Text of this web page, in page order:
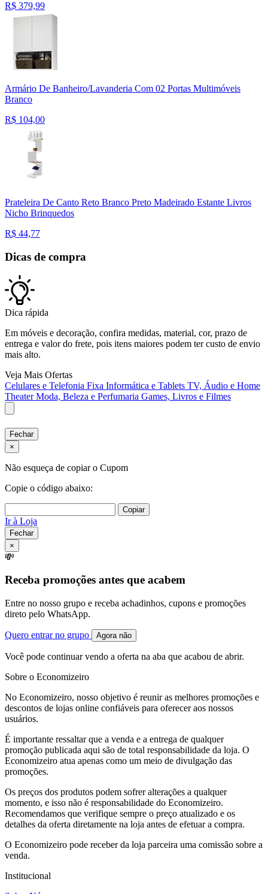
R$ 379,99
Armário De Banheiro/Lavanderia Com 02 Portas Multimóveis
Branco
R$ 104,00
Prateleira De Canto Reto Branco Preto Madeirado Estante Livros
Nicho Brinquedos
R$ 44,77
Dicas de compra
Dica rápida
Em móveis e decoração, confira medidas, material, cor, prazo de
entrega e valor do frete, pois itens maiores podem ter custo de envio
mais alto.
Veja Mais Ofertas
Celulares e Telefonia Fixa Informática e Tablets TV, Áudio e Home
TheaterModa, Beleza e Perfumaria Games, Livros e Filmes
Fechar
×
Não esqueça de copiar o Cupom
Copie o código abaixo:
Copiar
Ir à Loja
Fechar
×
💸
Receba promoções antes que acabem
Entre no nosso grupo e receba achadinhos, cupons e promoções
direto pelo WhatsApp.
Quero entrar no grupo Agora não
Você pode continuar vendo a oferta na aba que acabou de abrir.
Sobre o Economizeiro
No Economizeiro, nosso objetivo é reunir as melhores promoções e
descontos de lojas online confiáveis para oferecer aos nossos
usuários.
É importante ressaltar que a venda e a entrega de qualquer
promoção publicada aqui são de total responsabilidade da loja. O
Economizeiro atua apenas como um meio de divulgação das
promoções.
Os preços dos produtos podem sofrer alterações a qualquer
momento, e isso não é responsabilidade do Economizeiro.
Recomendamos que verifique sempre o preço atualizado e os
detalhes da oferta diretamente na loja antes de efetuar a compra.
O Economizeiro pode receber da loja parceira uma comissão sobre a
venda.
Institucional